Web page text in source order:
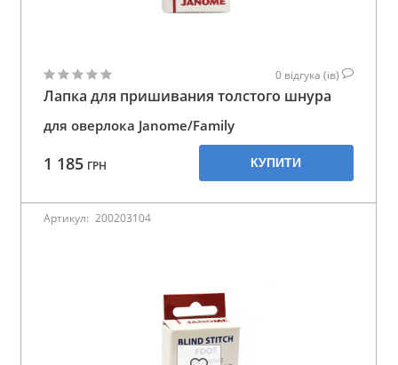
0 відгука (ів)
Лапка для пришивания толстого шнура
для оверлока Janome/Family
1 185 ГРН КУПИТИ
Артикул: 200203104